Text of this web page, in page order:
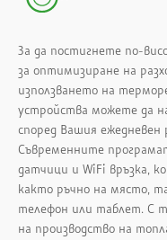
За да постигнете по-
за оптимизиране на
използването на
устройства можете да
според Вашия ежедневен
Съвременните
датчици и WiFi връзка,
както ръчно на място,
телефон или таблет. С
на производство на